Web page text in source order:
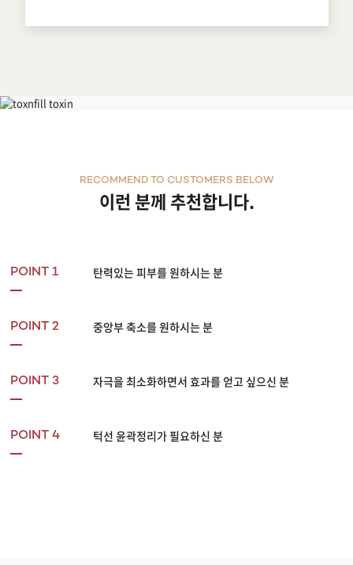
이런 분께 추천합니다.
RECOMMEND TO CUSTOMERS BELOW
POINT 1 탄력있는 피부를 원하시는 분
POINT 2 중앙부 축소를 원하시는 분
POINT 3 자극을 최소화하면서 효과를 얻고 싶으신 분
POINT 4 턱선 윤곽정리가 필요하신 분